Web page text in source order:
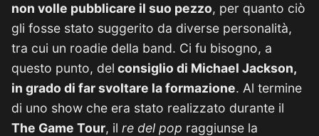
non volle pubblicare il suo pezzo, per quanto ciò
gli fosse stato suggerito da diverse personalità,
tra cui un roadie della band. Ci fu bisogno, a
questo punto, del consiglio di Michael Jackson,
in grado di far svoltare la formazione. Al termine
di uno show che era stato realizzato durante il
The Game Tour, il re del pop raggiunse la